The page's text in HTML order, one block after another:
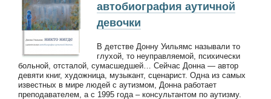
автобиография аутичной
девочки
В детстве Донну Уильямс называли то
глухой, то неуправляемой, психически
больной, отсталой, сумасшедшей… Сейчас Донна — автор
девяти книг, художница, музыкант, сценарист. Одна из самых
известных в мире людей с аутизмом, Донна работает
преподавателем, а с 1995 года – консультантом по аутизму.